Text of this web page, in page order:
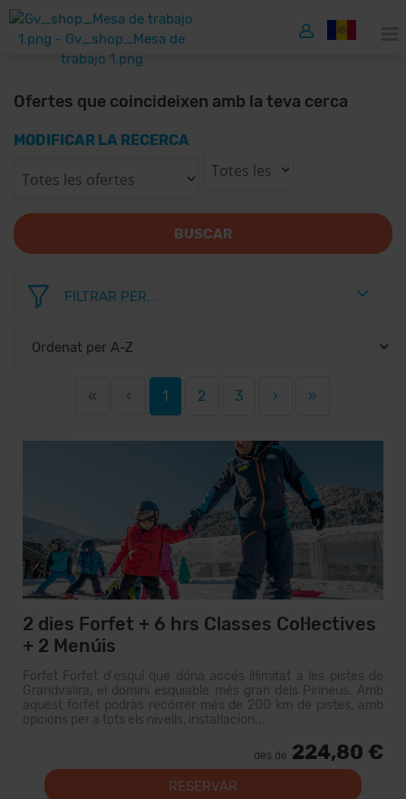
Ofertes que coincideixen amb la teva cerca
MODIFICAR LA RECERCA
BUSCAR
FILTRAR PER...
« ‹ 1 2 3 › »
2 dies Forfet + 6 hrs Classes Col·lectives
+ 2 Menúis
Forfet Forfet d'esquí que dóna accés il·limitat a les pistes de
Grandvalira, el domini esquiable més gran dels Pirineus. Amb
aquest forfet podràs recórrer més de 200 km de pistes, amb
opcions per a tots els nivells, instal·lacion...
des de 224,80 €
RESERVAR